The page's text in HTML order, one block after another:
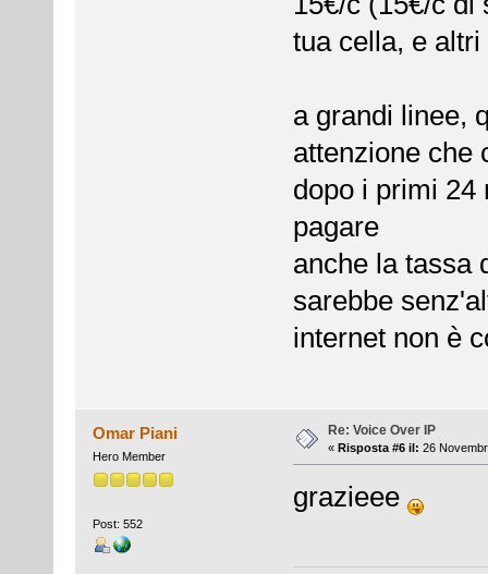
tua cella, e
a grandi linee,
attenzione che
dopo i primi 24
pagare
anche la tassa
sarebbe
internet non è
Omar Piani
Hero Member
Post: 552
Re: Voice Over IP
« Risposta #6 il: 26
grazieee